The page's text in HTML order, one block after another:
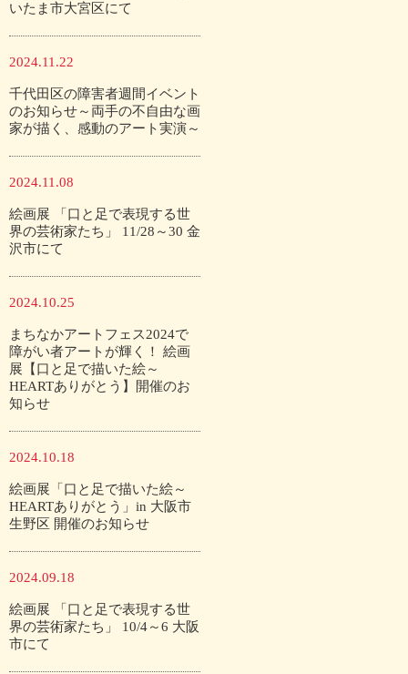
いたま市大宮区にて
2024.11.22
千代田区の障害者週間イベント
のお知らせ～両手の不自由な画
家が描く、感動のアート実演～
2024.11.08
絵画展 「口と足で表現する世
界の芸術家たち」 11/28～30 金
沢市にて
2024.10.25
まちなかアートフェス2024で
障がい者アートが輝く！ 絵画
展【口と足で描いた絵～
HEARTありがとう】開催のお
知らせ
2024.10.18
絵画展「口と足で描いた絵～
HEARTありがとう」in 大阪市
生野区 開催のお知らせ
2024.09.18
絵画展 「口と足で表現する世
界の芸術家たち」 10/4～6 大阪
市にて